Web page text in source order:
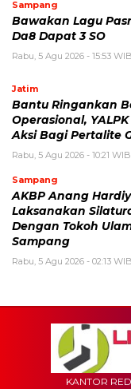
Sampang
Bawakan Lagu
Da8 Dapat 3 SO
Rabu, 5 Agu 2026 - 15:53 WIB
Jatim
Bantu Ringankan
Operasional,
Aksi Bagi Pertalite
Rabu, 5 Agu 2026 - 10:21 WIB
Sampang
AKBP Anang
Laksanakan
Dengan Tokoh
Sampang
Rabu, 5 Agu 2026 - 02:13 WIB
KANTOR